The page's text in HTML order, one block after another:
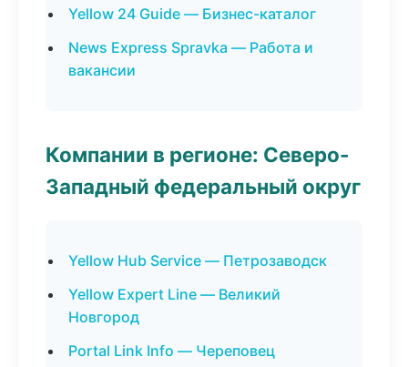
Yellow 24 Guide — Бизнес-каталог
News Express Spravka — Работа и
вакансии
Компании в регионе: Северо-
Западный федеральный округ
Yellow Hub Service — Петрозаводск
Yellow Expert Line — Великий
Новгород
Portal Link Info — Череповец